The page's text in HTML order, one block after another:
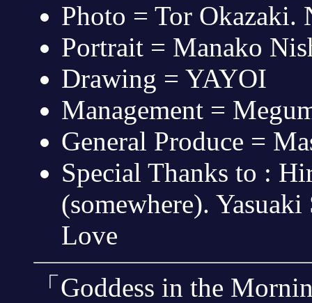
Photo = Tor Okazaki.
Portrait = Manako
Drawing = YAYOI
Management =
General Produce =
Special Thanks to :
(somewhere).
Love
「Goddess in the